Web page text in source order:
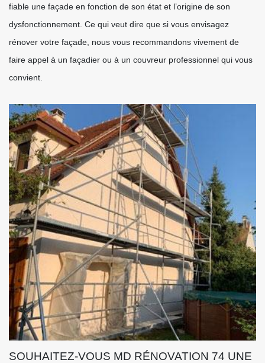
fiable une façade en fonction de son état et l’origine de son
dysfonctionnement. Ce qui veut dire que si vous envisagez
rénover votre façade, nous vous recommandons vivement de
faire appel à un façadier ou à un couvreur professionnel qui vous
convient.
SOUHAITEZ-VOUS MD RÉNOVATION 74 UNE